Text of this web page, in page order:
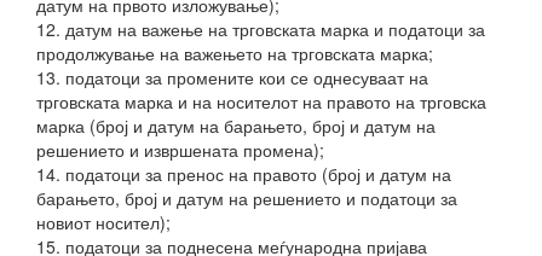
датум на првото изложување);
12. датум на важење на трговската марка и податоци за
продолжување на важењето на трговската марка;
13. податоци за промените кои се однесуваат на
трговската марка и на носителот на правото на трговска
марка (број и датум на барањето, број и датум на
решението и извршената промена);
14. податоци за пренос на правото (број и датум на
барањето, број и датум на решението и податоци за
новиот носител);
15. податоци за поднесена меѓународна пријава